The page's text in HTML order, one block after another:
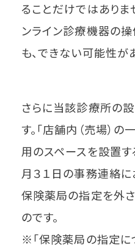
ることだけではあり
ンライン診療機器の
も、できない可能性が
さらに当該診療所の
す。「店舗内（売場）
用のスペースを設置す
月３１日の事務連絡に
保険薬局の指定を外
のです。
※「保険薬局の指定に